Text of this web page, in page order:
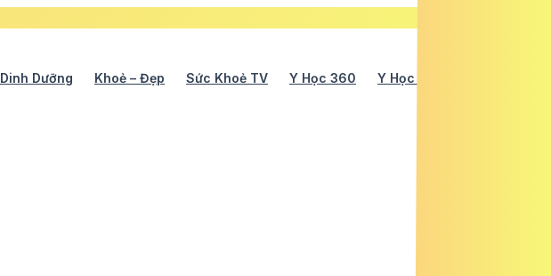
Dinh Dưỡng Khoẻ – Đẹp Sức Khoẻ TV Y Học 360 Y Học Cổ Truyền